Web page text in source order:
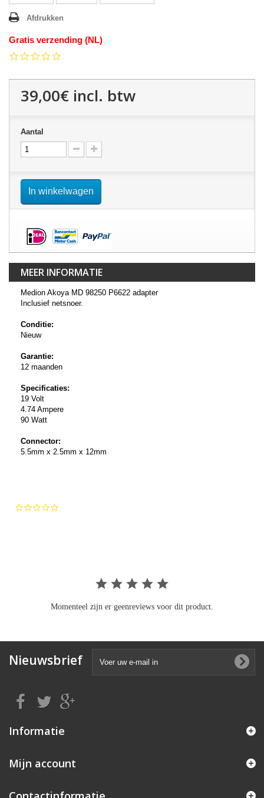
Afdrukken
Gratis verzending (NL)
39,00€ incl. btw
Aantal
In winkelwagen
MEER INFORMATIE
Medion Akoya MD 98250 P6622 adapter
Inclusief netsnoer.
Conditie:
Nieuw
Garantie:
12 maanden
Specificaties:
19 Volt
4.74 Ampere
90 Watt
Connector:
5.5mm x 2.5mm x 12mm
Momenteel zijn er geenreviews voor dit product.
Nieuwsbrief
Informatie
Mijn account